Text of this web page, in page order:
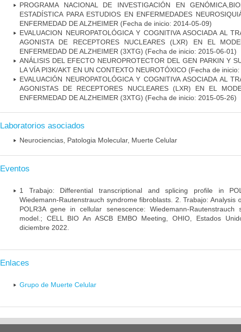
PROGRAMA NACIONAL DE INVESTIGACIÓN EN
ESTADÍSTICA PARA ESTUDIOS EN ENFERMEDADES
ENFERMEDAD DE ALZHEIMER (Fecha de inicio: 2014-05-09)
EVALUACION NEUROPATOLÓGICA Y COGNITIVA ASOCIADA AL
AGONISTA DE RECEPTORES NUCLEARES (LXR) EN EL
ENFERMEDAD DE ALZHEIMER (3XTG) (Fecha de inicio: 2015-06-01)
ANÁLISIS DEL EFECTO NEUROPROTECTOR DEL GEN PARKIN Y
LA VÍA PI3K/AKT EN UN CONTEXTO NEUROTÓXICO (Fecha de
EVALUACIÓN NEUROPATOLÓGICA Y COGNITIVA ASOCIADA AL
AGONISTAS DE RECEPTORES NUCLEARES (LXR) EN EL
ENFERMEDAD DE ALZHEIMER (3XTG) (Fecha de inicio: 2015-05-26)
Laboratorios asociados
Neurociencias, Patologia Molecular, Muerte Celular
Eventos
1 Trabajo: Differential transcriptional and splicing profile in
Wiedemann-Rautenstrauch syndrome fibroblasts. 2. Trabajo: Analysis
POLR3A gene in cellular senescence: Wiedemann-Rautenstrauch
model.; CELL BIO An ASCB EMBO Meeting, OHIO, Estados
diciembre 2022.
Enlaces
Grupo de Muerte Celular